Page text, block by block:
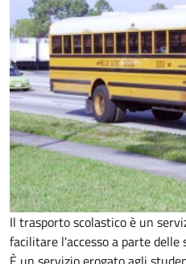
Il trasporto scolastico è un
facilitare l'accesso a parte